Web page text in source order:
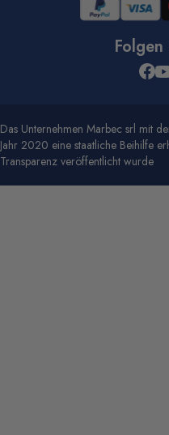
Das Unternehmen Marbec srl mit
Jahr 2020 eine staatliche Beihilfe
Transparenz veröffentlicht wurde